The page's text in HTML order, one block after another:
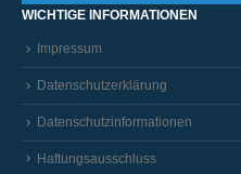
WICHTIGE INFORMATIONEN
Impressum
Datenschutzerklärung
Datenschutzinformationen
Haftungsausschluss